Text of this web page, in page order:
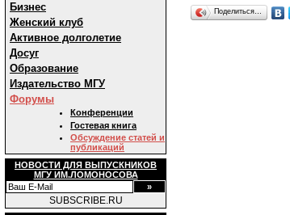
Бизнес
Женский клуб
Активное долголетие
Досуг
Образование
Издательство МГУ
Форумы
Конференции
Гостевая книга
Обсуждение статей и
публикаций
НОВОСТИ ДЛЯ ВЫПУСКНИКОВ
МГУ ИМ.ЛОМОНОСОВА
SUBSCRIBE.RU
Поделиться…